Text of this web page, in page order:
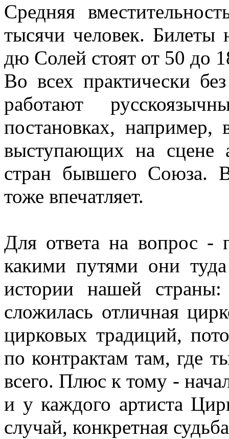
Средняя
тысячи человек. Билеты
дю Солей стоят от 50 до
Во всех практически
работают
постановках, например,
выступающих на сцене
стран бывшего Союза.
тоже впечатляет.
Для ответа на вопрос -
какими путями они
истории нашей
сложилась отличная
цирковых традиций,
по контрактам там, где
всего. Плюс к тому -
и у каждого артиста
случай, конкретная